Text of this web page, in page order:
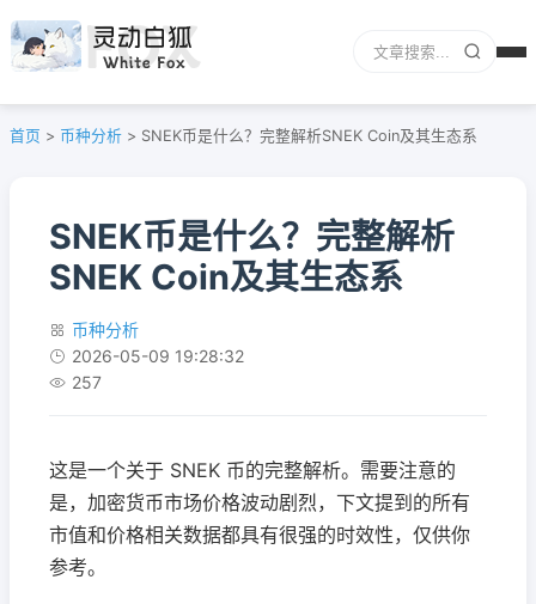
首页 > 币种分析 > SNEK币是什么？完整解析SNEK Coin及其生态系
SNEK币是什么？完整解析
SNEK Coin及其生态系
币种分析
2026-05-09 19:28:32
257
这是一个关于 SNEK 币的完整解析。需要注意的
是，加密货币市场价格波动剧烈，下文提到的所有
市值和价格相关数据都具有很强的时效性，仅供你
参考。